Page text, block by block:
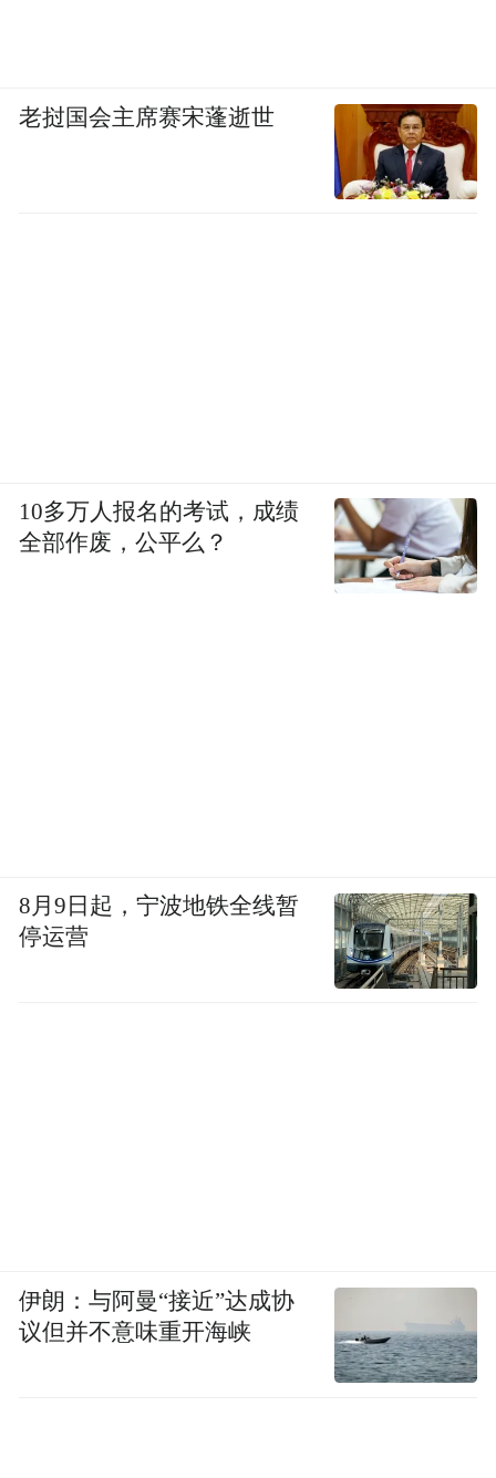
老挝国会主席赛宋蓬逝世
10多万人报名的考试，成绩
全部作废，公平么？
8月9日起，宁波地铁全线暂
停运营
伊朗：与阿曼“接近”达成协
议但并不意味重开海峡